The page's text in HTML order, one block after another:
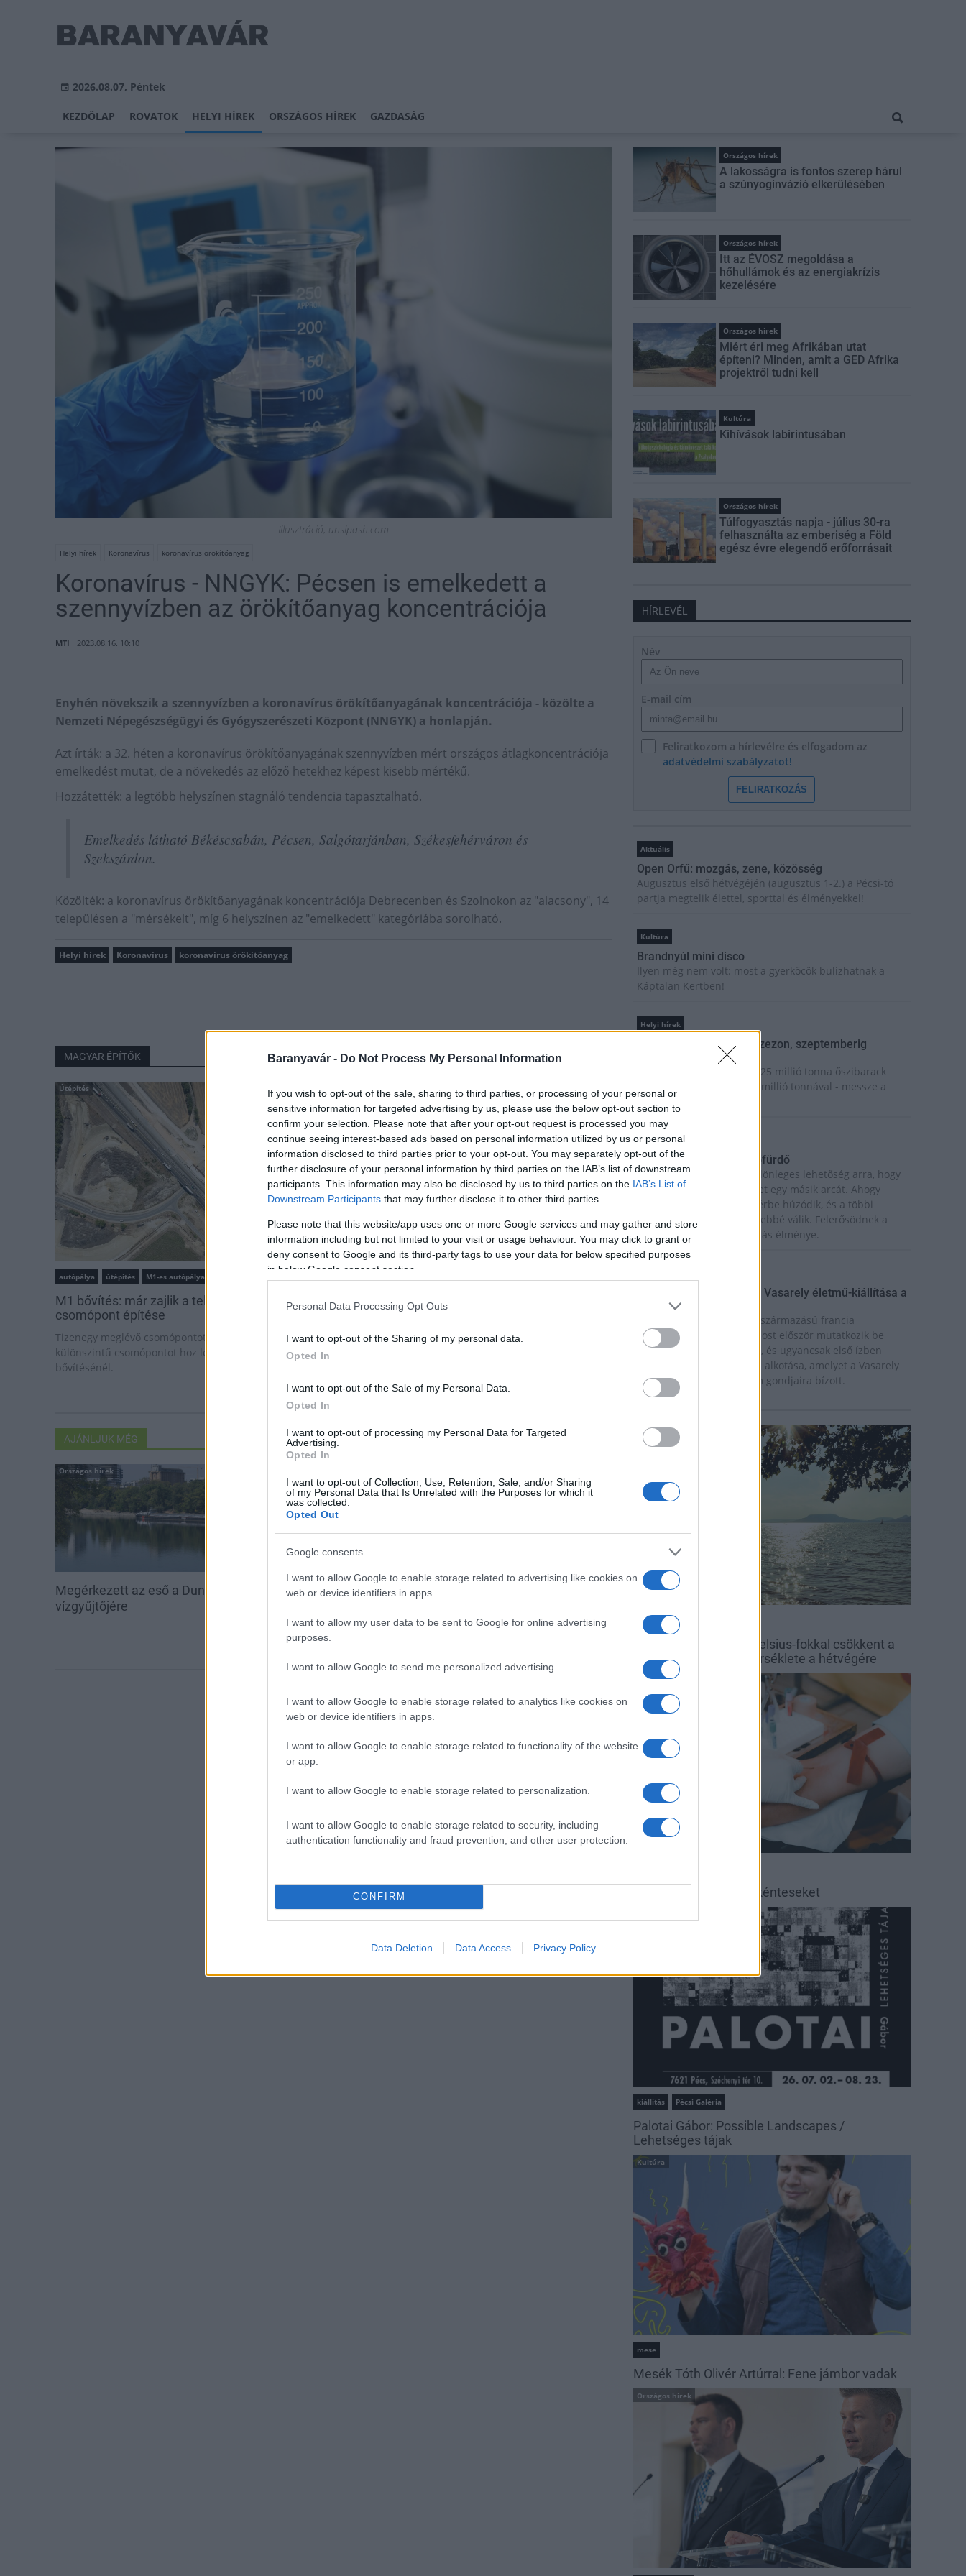
Baranyavár - Do Not Process My Personal Information
If you wish to opt-out of the sale, sharing to third parties, or processing of your personal or
sensitive information for targeted advertising by us, please use the below opt-out section to
confirm your selection. Please note that after your opt-out request is processed you may
continue seeing interest-based ads based on personal information utilized by us or personal
information disclosed to third parties prior to your opt-out. You may separately opt-out of the
further disclosure of your personal information by third parties on the IAB’s list of downstream
participants. This information may also be disclosed by us to third parties on the IAB’s List of
Downstream Participants that may further disclose it to other third parties.
Please note that this website/app uses one or more Google services and may gather and store
information including but not limited to your visit or usage behaviour. You may click to grant or
deny consent to Google and its third-party tags to use your data for below specified purposes
in below Google consent section.
Personal Data Processing Opt Outs
I want to opt-out of the Sharing of my personal data.
Opted In
I want to opt-out of the Sale of my Personal Data.
Opted In
I want to opt-out of processing my Personal Data for Targeted
Advertising.
Opted In
I want to opt-out of Collection, Use, Retention, Sale, and/or Sharing
of my Personal Data that Is Unrelated with the Purposes for which it
was collected.
Opted Out
Google consents
I want to allow Google to enable storage related to advertising like cookies on
web or device identifiers in apps.
I want to allow my user data to be sent to Google for online advertising
purposes.
I want to allow Google to send me personalized advertising.
I want to allow Google to enable storage related to analytics like cookies on
web or device identifiers in apps.
I want to allow Google to enable storage related to functionality of the website
or app.
I want to allow Google to enable storage related to personalization.
I want to allow Google to enable storage related to security, including
authentication functionality and fraud prevention, and other user protection.
CONFIRM
Data Deletion Data Access Privacy Policy
2026.08.07, Péntek
KEZDŐLAP ROVATOK HELYI HÍREK ORSZÁGOS HÍREK GAZDASÁG
Illusztráció, unslpash.com
Helyi hírek Koronavírus koronavírus örökítőanyag
Koronavírus - NNGYK: Pécsen is emelkedett a
szennyvízben az örökítőanyag koncentrációja
MTI 2023.08.16. 10:10
Enyhén növekszik a szennyvízben a koronavírus örökítőanyagának koncentrációja - közölte a
Nemzeti Népegészségügyi és Gyógyszerészeti Központ (NNGYK) a honlapján.
Azt írták: a 32. héten a koronavírus örökítőanyagának szennyvízben mért országos átlagkoncentrációja
emelkedést mutat, de a növekedés az előző hetekhez képest kisebb mértékű.
Hozzátették: a legtöbb helyszínen stagnáló tendencia tapasztalható.
Emelkedés látható Békéscsabán, Pécsen, Salgótarjánban, Székesfehérváron és
Szekszárdon.
Közölték: a koronavírus örökítőanyagának koncentrációja Debrecenben és Szolnokon az "alacsony", 14
településen a "mérsékelt", míg 6 helyszínen az "emelkedett" kategóriába sorolható.
Helyi hírek Koronavírus koronavírus örökítőanyag
MAGYAR ÉPÍTŐK
Útépítés
autópálya útépítés M1-es autópálya
M1 bővítés: már zajlik a teljesen új Bicske Kelet
csomópont építése
Tizenegy meglévő csomópontot korszerűsít és négy új,
különszintű csomópontot hoz létre az MKIF az M1-es
bővítésénél.
Új gyalogosátkelők és jelzőlámpás
csomópont épül Angyalföldön
Másfélszeresére bővítik
Hódmezővásárhely jó hírű
református iskoláját
Látványos építési szakasz indult
be a Flórián téri felüljárón
mérföldköve a felülvizsgálat
AJÁNLJUK MÉG
Országos hírek
Megérkezett az eső a Duna
vízgyűjtőjére
Amire többmillióan vártunk:
csökken a riasztás
Kecskeméten is szakirányú
Ferenc Egyetem
Országos hírek
A lakosságra is fontos szerep hárul
a szúnyoginvázió elkerülésében
Országos hírek
Itt az ÉVOSZ megoldása a
hőhullámok és az energiakrízis
kezelésére
Országos hírek
Miért éri meg Afrikában utat
építeni? Minden, amit a GED Afrika
projektről tudni kell
Kultúra
Kihívások labirintusában
Országos hírek
Túlfogyasztás napja - július 30-ra
felhasználta az emberiség a Föld
egész évre elegendő erőforrásait
HÍRLEVÉL
Név
E-mail cím
Feliratkozom a hírlevélre és elfogadom az
adatvédelmi szabályzatot!
FELIRATKOZÁS
Aktuális
Open Orfű: mozgás, zene, közösség
Augusztus első hétvégéjén (augusztus 1-2.) a Pécsi-tó
partja megtelik élettel, sporttal és élményekkel!
Kultúra
Brandnyúl mini disco
Ilyen még nem volt: most a gyerkőcök bulizhatnak a
Káptalan Kertben!
Helyi hírek
Beindult az őszibarackszezon, szeptemberig
A világon évente mintegy 25 millió tonna őszibarack
terem, Kína - csaknem 17 millió tonnával - messze a
legnagyobb termelő.
Kultúra
Teliholdas Éjszakai Erdőfürdő
A teliholdas erdőfürdő különleges lehetőség arra, hogy
megtapasztald a természet egy másik arcát. Ahogy
sötétedik, a látásunk háttérbe húzódik, és a többi
érzékszervünk egyre éberebbé válik. Felerősödnek a
hangok, az illatok, a tapintás élménye.
zínekben élt élet - Claire Vasarely életmű-kiállítása a
Múzeum Galériában
Claire Vasarely, a magyar származású francia
alkotóművész életműve most először mutatkozik be
önállóan Magyarországon, és ugyancsak első ízben
látható együtt valamennyi alkotása, amelyet a Vasarely
házaspár a pécsi múzeum gondjaira bízott.
Országos hírek
időjárás Balaton
Egy hét alatt közel 6 Celsius-fokkal csökkent a
Balaton vizének hőmérséklete a hétvégére
Országos hírek
Véradásra kérik az önkénteseket
kiállítás Pécsi Galéria
Palotai Gábor: Possible Landscapes /
Lehetséges tájak
Kultúra
mese
Mesék Tóth Olivér Artúrral: Fene jámbor vadak
Országos hírek